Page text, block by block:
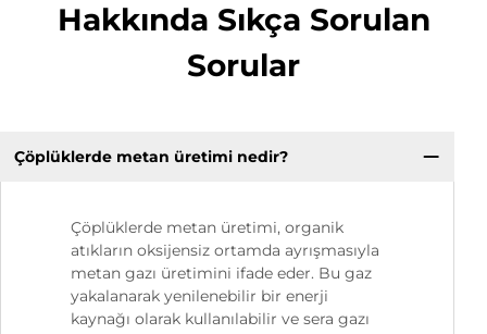
Hakkında Sıkça Sorulan
Sorular
Çöplüklerde metan üretimi nedir?
Çöplüklerde metan üretimi, organik
atıkların oksijensiz ortamda ayrışmasıyla
metan gazı üretimini ifade eder. Bu gaz
yakalanarak yenilenebilir bir enerji
kaynağı olarak kullanılabilir ve sera gazı